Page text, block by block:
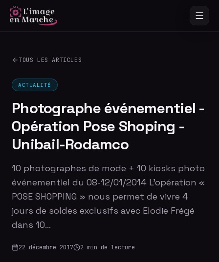
TOUS LES ARTICLES
ACTUALITÉ
Photographe événementiel -
Opération Pose Shoping -
Unibail-Rodamco
10 photographes de mode + 10 kiosks photo
événementiel du 08-12/01/2014 L'opération «
POSE SHOPPING » nous permet de vivre 4
jours de soldes exclusifs avec Elodie Frégé
dans 10…
22 décembre 2017 2 min de lecture